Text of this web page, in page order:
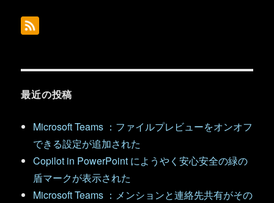
最近の投稿
Microsoft Teams ：ファイルプレビューをオンオフ
できる設定が追加された
Copilot in PowerPoint にようやく安心安全の緑の
盾マークが表示された
Microsoft Teams ：メンションと連絡先共有がその